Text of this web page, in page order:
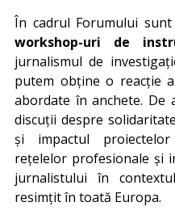
În cadrul Forumului
workshop-uri de
jurnalismul de
putem obține o reacție
abordate în anchete. De
discuții despre
și impactul
rețelelor profesionale și
jurnalistului în
resimțit în toată Europa.